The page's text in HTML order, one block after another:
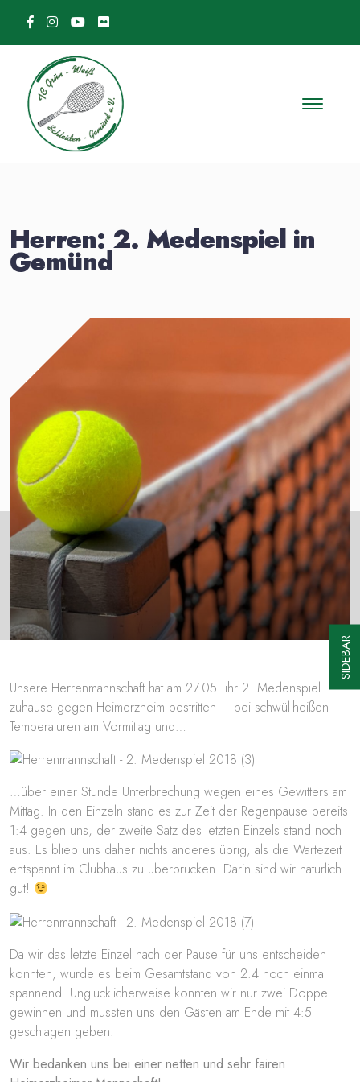
Herren: 2. Medenspiel in
Gemünd
SIDEBAR
Unsere Herrenmannschaft hat am 27.05. ihr 2. Medenspiel
zuhause gegen Heimerzheim bestritten – bei schwül-heißen
Temperaturen am Vormittag und…
…über einer Stunde Unterbrechung wegen eines Gewitters am
Mittag. In den Einzeln stand es zur Zeit der Regenpause bereits
1:4 gegen uns, der zweite Satz des letzten Einzels stand noch
aus. Es blieb uns daher nichts anderes übrig, als die Wartezeit
entspannt im Clubhaus zu überbrücken. Darin sind wir natürlich
gut!
Da wir das letzte Einzel nach der Pause für uns entscheiden
konnten, wurde es beim Gesamtstand von 2:4 noch einmal
spannend. Unglücklicherweise konnten wir nur zwei Doppel
gewinnen und mussten uns den Gästen am Ende mit 4:5
geschlagen geben.
Wir bedanken uns bei einer netten und sehr fairen